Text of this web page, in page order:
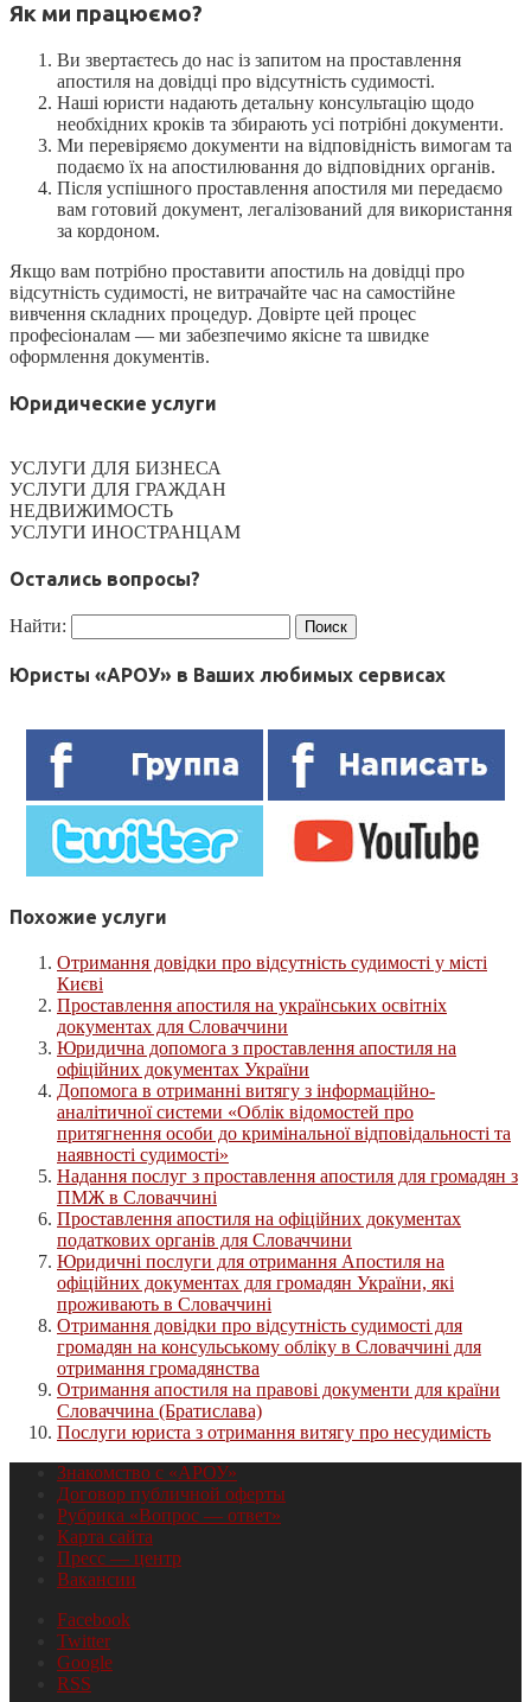
Як ми працюємо?
Ви звертаєтесь до нас із запитом на проставлення
апостиля на довідці про відсутність судимості.
Наші юристи надають детальну консультацію щодо
необхідних кроків та збирають усі потрібні документи.
Ми перевіряємо документи на відповідність вимогам та
подаємо їх на апостилювання до відповідних органів.
Після успішного проставлення апостиля ми передаємо
вам готовий документ, легалізований для використання
за кордоном.
Якщо вам потрібно проставити апостиль на довідці про
відсутність судимості, не витрачайте час на самостійне
вивчення складних процедур. Довірте цей процес
професіоналам — ми забезпечимо якісне та швидке
оформлення документів.
Юридические услуги
УСЛУГИ ДЛЯ БИЗНЕСА
УСЛУГИ ДЛЯ ГРАЖДАН
НЕДВИЖИМОСТЬ
УСЛУГИ ИНОСТРАНЦАМ
Остались вопросы?
Найти:
Юристы «АРОУ» в Ваших любимых сервисах
Похожие услуги
Отримання довідки про відсутність судимості у місті
Києві
Проставлення апостиля на українських освітніх
документах для Словаччини
Юридична допомога з проставлення апостиля на
офіційних документах України
Допомога в отриманні витягу з інформаційно-
аналітичної системи «Облік відомостей про
притягнення особи до кримінальної відповідальності та
наявності судимості»
Надання послуг з проставлення апостиля для громадян з
ПМЖ в Словаччині
Проставлення апостиля на офіційних документах
податкових органів для Словаччини
Юридичні послуги для отримання Апостиля на
офіційних документах для громадян України, які
проживають в Словаччині
Отримання довідки про відсутність судимості для
громадян на консульському обліку в Словаччині для
отримання громадянства
Отримання апостиля на правові документи для країни
Словаччина (Братислава)
Послуги юриста з отримання витягу про несудимість
Знакомство с «АРОУ»
Договор публичной оферты
Рубрика «Вопрос — ответ»
Карта сайта
Пресс — центр
Вакансии
Facebook
Twitter
Google
RSS